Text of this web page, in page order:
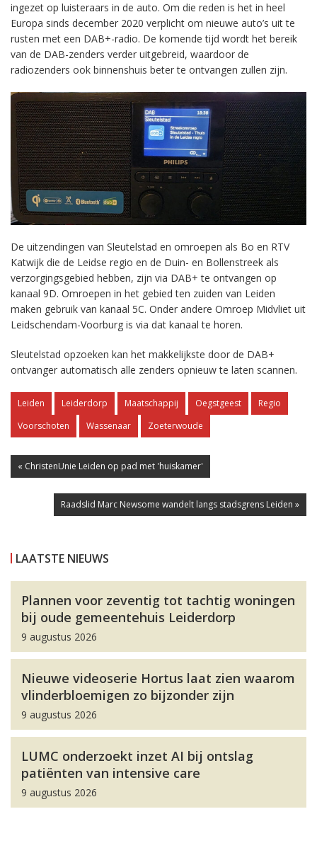
ingezet op luisteraars in de auto. Om die reden is het in heel
Europa sinds december 2020 verplicht om nieuwe auto’s uit te
rusten met een DAB+-radio. De komende tijd wordt het bereik
van de DAB-zenders verder uitgebreid, waardoor de
radiozenders ook binnenshuis beter te ontvangen zullen zijn.
De uitzendingen van Sleutelstad en omroepen als Bo en RTV
Katwijk die de Leidse regio en de Duin- en Bollenstreek als
verzorgingsgebied hebben, zijn via DAB+ te ontvangen op
kanaal 9D. Omroepen in het gebied ten zuiden van Leiden
maken gebruik van kanaal 5C. Onder andere Omroep Midvliet uit
Leidschendam-Voorburg is via dat kanaal te horen.
Sleutelstad opzoeken kan het makkelijkste door de DAB+
ontvanger automatisch alle zenders opnieuw te laten scannen.
Leiden Leiderdorp Maatschappij Oegstgeest
Regio
Voorschoten
Wassenaar Zoeterwoude
« ChristenUnie Leiden op pad met 'huiskamer'
Raadslid Marc Newsome wandelt langs stadsgrens Leiden »
LAATSTE NIEUWS
Plannen voor zeventig tot tachtig woningen
bij oude gemeentehuis Leiderdorp
9 augustus 2026
Nieuwe videoserie Hortus laat zien waarom
vlinderbloemigen zo bijzonder zijn
9 augustus 2026
LUMC onderzoekt inzet AI bij ontslag
patiënten van intensive care
9 augustus 2026